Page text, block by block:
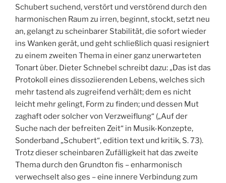
Schubert suchend, verstört und verstörend durch den
harmonischen Raum zu irren, beginnt, stockt, setzt neu
an, gelangt zu scheinbarer Stabilität, die sofort wieder
ins Wanken gerät, und geht schließlich quasi resigniert
zu einem zweiten Thema in einer ganz unerwarteten
Tonart über. Dieter Schnebel schreibt dazu: „Das ist das
Protokoll eines dissoziierenden Lebens, welches sich
mehr tastend als zugreifend verhält; dem es nicht
leicht mehr gelingt, Form zu finden; und dessen Mut
zaghaft oder solcher von Verzweiflung“ („Auf der
Suche nach der befreiten Zeit“ in Musik-Konzepte,
Sonderband „Schubert“, edition text und kritik, S. 73).
Trotz dieser scheinbaren Zufälligkeit hat das zweite
Thema durch den Grundton fis – enharmonisch
verwechselt also ges – eine innere Verbindung zum